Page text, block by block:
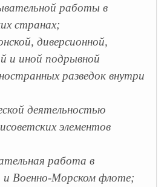
работы в
странах;
диверсионной,
и иной подрывной
разведок внутри
деятельностью
элементов
работа в
и Военно-Морском флоте;